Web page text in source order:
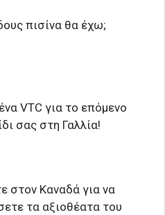
πισίνα θα έχω;
VTC για το επόμενο
σας στη Γαλλία!
στον Καναδά για να
τα αξιοθέατα του